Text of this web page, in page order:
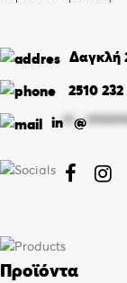
Δαγκλή
2510 232
in**@
 
Προϊόντα